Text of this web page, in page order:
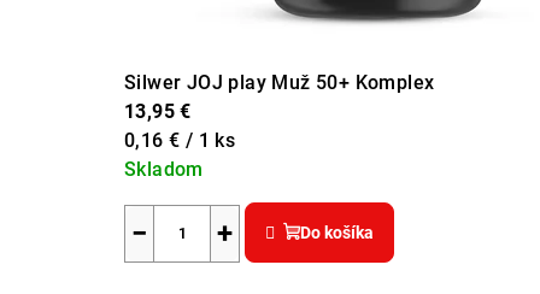
Silwer JOJ play Muž 50+ Komplex
13,95 €
Jednotková
cena:
0,16 € / 1 ks
Skladom
hodnotenie+
− Do košíka